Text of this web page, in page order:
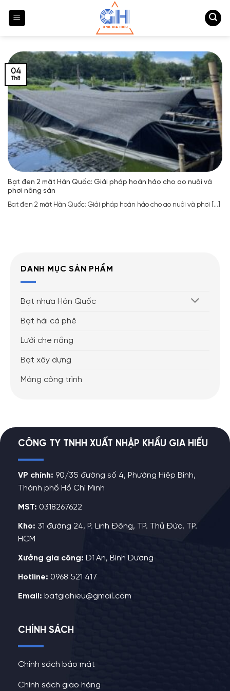
qua
DANH MỤC SẢN PHẨM
Bạt nhựa Hàn Quốc
Bạt hái cà phê
Lưới che nắng
Bạt xây dựng
Màng công trình
Bạt đen 2 mặt Hàn Quốc: Giải pháp hoàn hảo cho ao nuôi và
phơi nông sản
Bạt đen 2 mặt Hàn Quốc: Giải pháp hoàn hảo cho ao nuôi và phơi [...]
04
Th8
CÔNG TY TNHH XUẤT NHẬP KHẨU GIA HIẾU
VP chính: 90/35 đường số 4, Phường Hiệp Bình,
Thành phố Hồ Chí Minh
MST: 0318267622
Kho: 31 đường 24, P. Linh Đông, TP. Thủ Đức, TP.
HCM
Xưởng gia công: Dĩ An, Bình Dương
Hotline: 0968 521 417
Email: batgiahieu@gmail.com
CHÍNH SÁCH
Chính sách bảo mật
Chính sách giao hàng